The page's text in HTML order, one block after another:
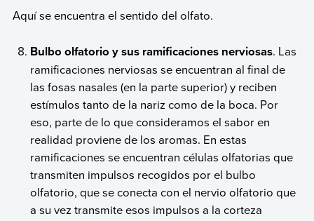
Aquí se encuentra el sentido del olfato.
Bulbo olfatorio y sus ramificaciones nerviosas. Las
ramificaciones nerviosas se encuentran al final de
las fosas nasales (en la parte superior) y reciben
estímulos tanto de la nariz como de la boca. Por
eso, parte de lo que consideramos el sabor en
realidad proviene de los aromas. En estas
ramificaciones se encuentran células olfatorias que
transmiten impulsos recogidos por el bulbo
olfatorio, que se conecta con el nervio olfatorio que
a su vez transmite esos impulsos a la corteza